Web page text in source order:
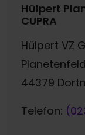
Hülpert
CUPRA
Hülpert VZ
44379
Telefon: